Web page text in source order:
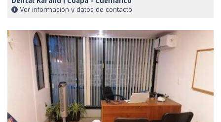
Ver información y datos de contacto